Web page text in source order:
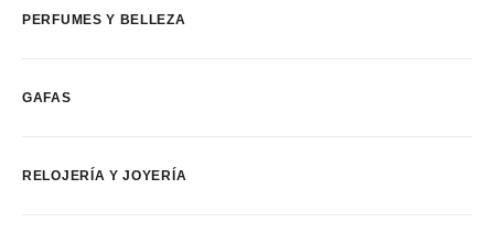
PERFUMES Y BELLEZA
GAFAS
RELOJERÍA Y JOYERÍA